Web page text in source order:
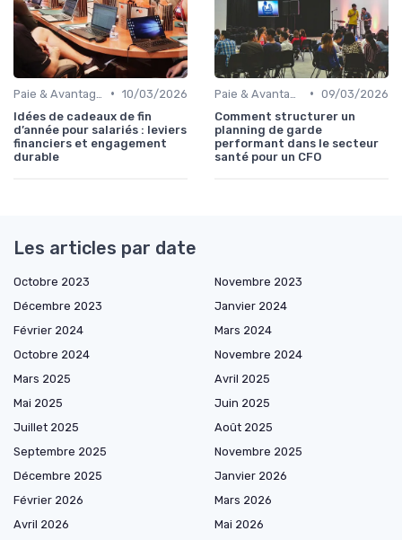
• 10/03/2026
Idées de cadeaux de fin
d’année pour salariés : leviers
financiers et engagement
durable
• 09/03/2026
Comment structurer un
planning de garde
performant dans le secteur
santé pour un CFO
Les articles par date
Octobre 2023
Novembre 2023
Décembre 2023
Janvier 2024
Février 2024
Mars 2024
Octobre 2024
Novembre 2024
Mars 2025
Avril 2025
Mai 2025
Juin 2025
Juillet 2025
Août 2025
Septembre 2025
Novembre 2025
Décembre 2025
Janvier 2026
Février 2026
Mars 2026
Avril 2026
Mai 2026